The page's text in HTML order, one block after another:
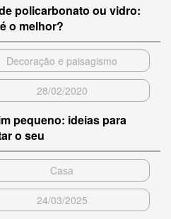
policarbonato ou vidro:
o melhor?
Decoração e paisagismo
28/02/2020
pequeno: ideias para
o seu
Casa
24/03/2025